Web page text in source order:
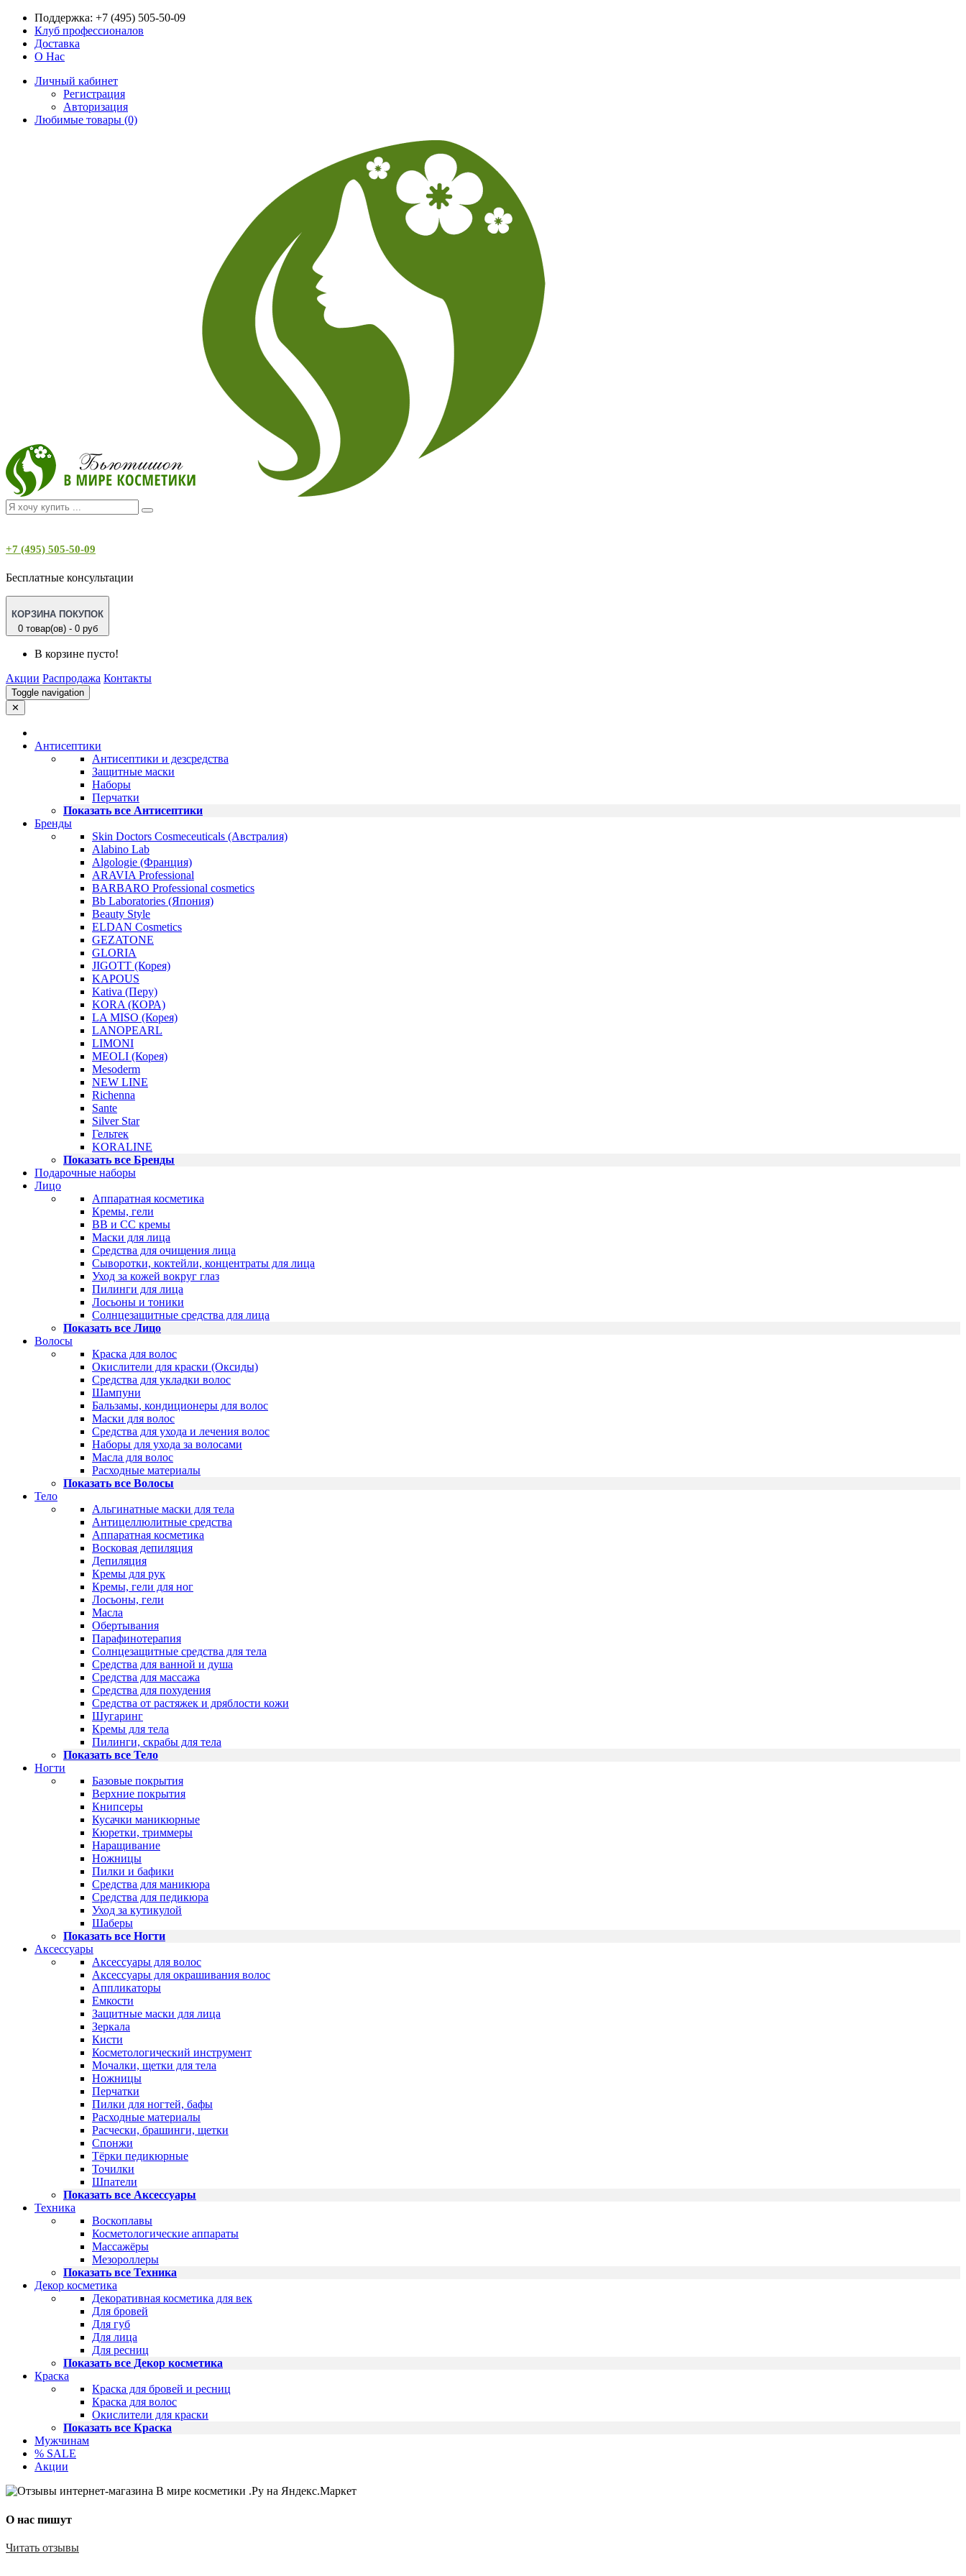
Поддержка: +7 (495) 505-50-09
Клуб профессионалов
Доставка
О Нас
Личный кабинет
Регистрация
Авторизация
Любимые товары (0)
+7 (495) 505-50-09
Бесплатные консультации
КОРЗИНА ПОКУПОК
0 товар(ов) - 0 руб
В корзине пусто!
Акции Распродажа Контакты
Toggle navigation
✕
Антисептики
Антисептики и дезсредства
Защитные маски
Наборы
Перчатки
Показать все Антисептики
Бренды
Skin Doctors Cosmeceuticals (Австралия)
Alabino Lab
Algologie (Франция)
ARAVIA Professional
BARBARO Professional cosmetics
Bb Laboratories (Япония)
Beauty Style
ELDAN Cosmetics
GEZATONE
GLORIA
JIGOTT (Корея)
KAPOUS
Kativa (Перу)
KORA (КОРА)
LA MISO (Корея)
LANOPEARL
LIMONI
MEOLI (Корея)
Mesoderm
NEW LINE
Richenna
Sante
Silver Star
Гельтек
KORALINE
Показать все Бренды
Подарочные наборы
Лицо
Аппаратная косметика
Кремы, гели
BB и CC кремы
Маски для лица
Средства для очищения лица
Сыворотки, коктейли, концентраты для лица
Уход за кожей вокруг глаз
Пилинги для лица
Лосьоны и тоники
Солнцезащитные средства для лица
Показать все Лицо
Волосы
Краска для волос
Окислители для краски (Оксиды)
Средства для укладки волос
Шампуни
Бальзамы, кондиционеры для волос
Маски для волос
Средства для ухода и лечения волос
Наборы для ухода за волосами
Масла для волос
Расходные материалы
Показать все Волосы
Тело
Альгинатные маски для тела
Антицеллюлитные средства
Аппаратная косметика
Восковая депиляция
Депиляция
Кремы для рук
Кремы, гели для ног
Лосьоны, гели
Масла
Обертывания
Парафинотерапия
Солнцезащитные средства для тела
Средства для ванной и душа
Средства для массажа
Средства для похудения
Средства от растяжек и дряблости кожи
Шугаринг
Кремы для тела
Пилинги, скрабы для тела
Показать все Тело
Ногти
Базовые покрытия
Верхние покрытия
Книпсеры
Кусачки маникюрные
Кюретки, триммеры
Наращивание
Ножницы
Пилки и бафики
Средства для маникюра
Средства для педикюра
Уход за кутикулой
Шаберы
Показать все Ногти
Аксессуары
Аксессуары для волос
Аксессуары для окрашивания волос
Аппликаторы
Емкости
Защитные маски для лица
Зеркала
Кисти
Косметологический инструмент
Мочалки, щетки для тела
Ножницы
Перчатки
Пилки для ногтей, бафы
Расходные материалы
Расчески, брашинги, щетки
Спонжи
Тёрки педикюрные
Точилки
Шпатели
Показать все Аксессуары
Техника
Воскоплавы
Косметологические аппараты
Массажёры
Мезороллеры
Показать все Техника
Декор косметика
Декоративная косметика для век
Для бровей
Для губ
Для лица
Для ресниц
Показать все Декор косметика
Краска
Краска для бровей и ресниц
Краска для волос
Окислители для краски
Показать все Краска
Мужчинам
% SALE
Акции
О нас пишут
Читать отзывы